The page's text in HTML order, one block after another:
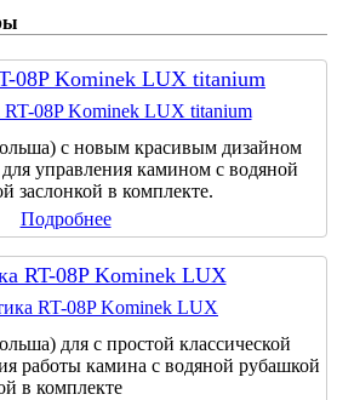
08P Kominek LUX titanium
с новым красивым дизайном
управления камином с водяной
заслонкой в комплекте.
Подробнее
RT-08P Kominek LUX
для с простой классической
работы камина с водяной рубашкой
в комплекте